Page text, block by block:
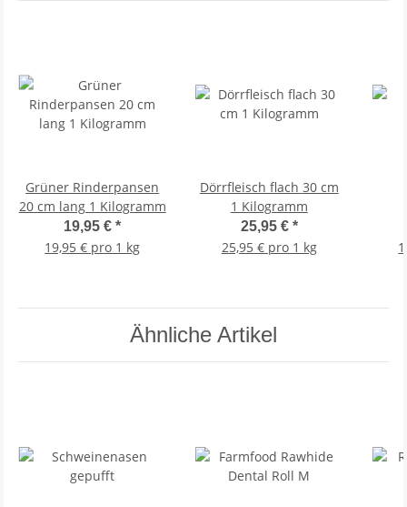
Grüner Rinderpansen
20 cm lang 1 Kilogramm
19,95 €*
19,95 € pro 1 kg
Dörrfleisch flach 30 cm
1 Kilogramm
25,95 € *
25,95 € pro 1 kg
Ähnliche Artikel